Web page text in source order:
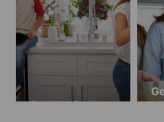
Gastgezin